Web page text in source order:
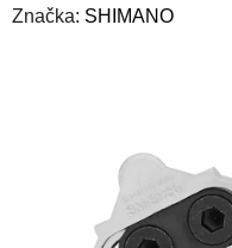
hodnocení
Značka: SHIMANO